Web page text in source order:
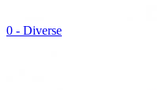
0 - Diverse